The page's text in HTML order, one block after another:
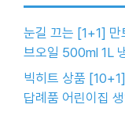
눈길 끄는 [1+1] 만
브오일 500ml 1L
빅히트 상품
답례품 어린이집